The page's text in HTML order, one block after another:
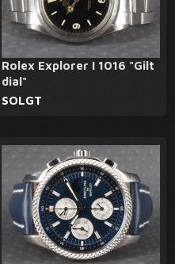
Rolex Explorer I 1016 "Gilt
dial"
SOLGT